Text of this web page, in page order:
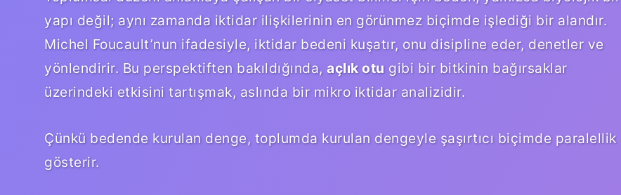
yapı değil; aynı zamanda iktidar ilişkilerinin en görünmez biçimde işlediği bir alandır.
Michel Foucault’nun ifadesiyle, iktidar bedeni kuşatır, onu disipline eder, denetler ve
yönlendirir. Bu perspektiften bakıldığında, açlık otugibi bir bitkinin bağırsaklar
üzerindeki etkisini tartışmak, aslında bir mikro iktidar analizidir.
Çünkü bedende kurulan denge, toplumda kurulan dengeyle şaşırtıcı biçimde paralellik
gösterir.